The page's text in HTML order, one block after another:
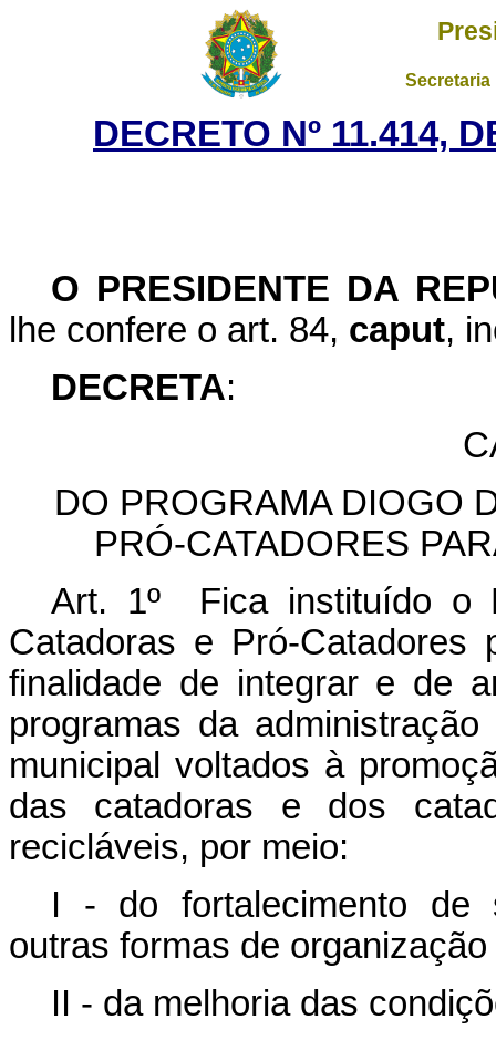
DECRETO Nº 11.414,
O PRESIDENTE DA
lhe confere o art. 84, caput,
DECRETA:
DO PROGRAMA DIOGO
PRÓ-CATADORES
Art. 1º Fica instituído o
Catadoras e Pró-
finalidade de integrar e de
programas da
municipal voltados à
das catadoras e dos
recicláveis, por meio:
I - do fortalecimento de
outras formas de
II - da melhoria das